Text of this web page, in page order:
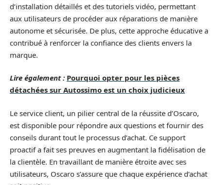
d’installation détaillés et des tutoriels vidéo, permettant
aux utilisateurs de procéder aux réparations de manière
autonome et sécurisée. De plus, cette approche éducative a
contribué à renforcer la confiance des clients envers la
marque.
Lire également : Pourquoi opter pour les pièces
détachées sur Autossimo est un choix judicieux
Le service client, un pilier central de la réussite d’Oscaro,
est disponible pour répondre aux questions et fournir des
conseils durant tout le processus d’achat. Ce support
proactif a fait ses preuves en augmentant la fidélisation de
la clientèle. En travaillant de manière étroite avec ses
utilisateurs, Oscaro s’assure que chaque expérience d’achat